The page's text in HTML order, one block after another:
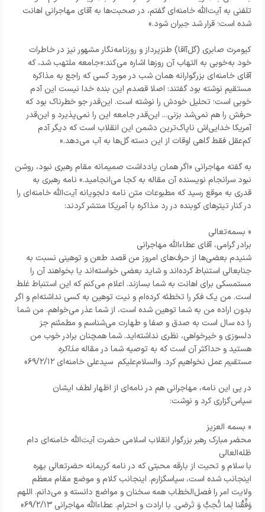
تلفنی به آیت‌الله خامنه‌ای گفتم، در صحبت‌ها به آقای مهاجرانی اهانت
شده است؛ قرار شد جبران شود.»
کیومرث صابری (گل‌آاقا) طنزپرداز و روزنامه‌نگار مشهور نیز در خاطرات
خود به‌خوبی به التهاب آن روزها اشاره می‌کند:«جامعه ملتهب شد، که
آقای خامنه‌ای بزرگوارانه همان شب در مورد کسی که راجع به مذاکره
مستقیم نوشته بود گفتند: اصلا قصدم این بنده خدا نیست این آدم
خوبی است؛ تحلیل خودش را نوشته است. این‌قدر جو خطرناک بود که
حرفش را هم نمی‌شد بزنی... این‌قدر جامعه این را نمی‌پذیرد و این‌قدر
آمریکا خدایی‌اش ناپاک‌ترین دشمن این انقلاب است که دیگر آدم
کم‌عقل فقط گاهی اوقات از این دسته گل‌ها به آب می‌دهد.»
به گفته مهاجرانی «اگر همان یادداشت صمیمانه مقام رهبری نبود، روشن
نبود سرانجام نویسنده آن مقاله به کجا می‌انجامید.» نامه رهبری به
قدری به موقع رسید که مطبوعات متن نامه دلجویانه آیت‌الله خامنه‌ای را
در کنار تیترهای کوبنده در رد مذاکره با آمریکا منتشر کردند:
« بسمه‌تعالى
برادر گرامى، آقاى عطاءالله‌ مهاجرانى
شنیدم بعضى‌ها از حرف‌هاى امروز من قصد طعن و توهینى نسبت به
جنابعالى استنباط کرده‌اند و شاید بعضى خواسته‌اند یا بخواهند آن را
مستمسکى براى اهانت به شما بسازند. اعلام می‌کنم که این استنباط غلط
است. من یک فکر را تخطئه کرده‌ام و نیت توهین به کسى نداشته‌ام و اگر
بدون اراده‌ من به شما توهین شده است، از شما عذر می‌خواهم. من شما
را ده سال است به صدق و صفا و طهارت می‌شناسم و مطمئنم جز
دلسوزى و خیرخواهى، نظرى نداشته‌اید. شما همچنان برادر خوب من
هستید و حداکثر آن است که به توصیه‌ شما در مقاله‌ مذاکره‌
مستقیمعمل نخواهیم کرد. والسلام‌علیکم سیدعلى خامنه‌ای ۶۹/۲/۱۲»
در پی این نامه، مهاجرانی هم در نامه‌ای از اظهار لطف ایشان
سپاس‌گزاری کرد و نوشت:
« بسمه العزیز
محضر مبارک رهبر بزرگوار انقلاب اسلامی حضرت آیت‌الله خامنه‌ای دام
ظله‌العالی
با سلام و تحیت از بارقه محبتی که در نامه کریمانه حضرتعالی بهره
اینجانب شده است، سپاسگزارم. اینجانب کلام و موضع مقام معظم
ولایت امر را فصل‌الخطاب همه سخنان و مواضع دانسته و می‌دانم. اللهم
وَفِّقْنا لِما تُحِبُّ وَ تَرضي. با ارادت و احترام. عطاءالله مهاجرانی ۶۹/۲/۱۳»